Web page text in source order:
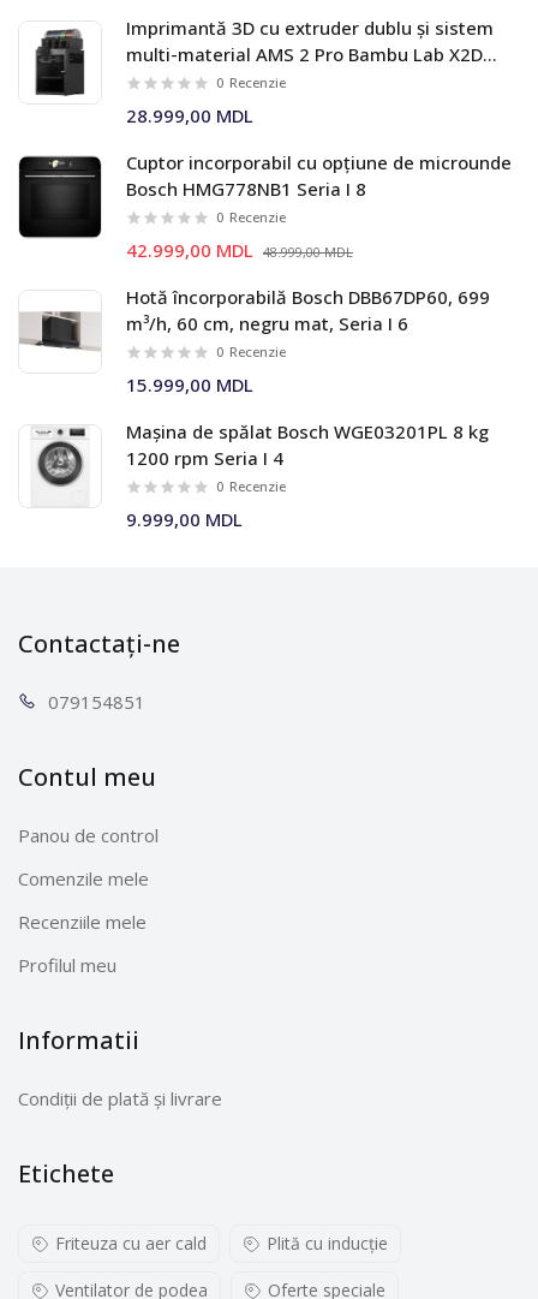
Imprimantă 3D cu extruder dublu și sistem
multi-material AMS 2 Pro Bambu Lab X2D
Combo
0 Recenzie
28.999,00 MDL
Cuptor incorporabil cu opțiune de microunde
Bosch HMG778NB1 Seria I 8
0 Recenzie
42.999,00 MDL 48.999,00 MDL
Hotă încorporabilă Bosch DBB67DP60, 699
m³/h, 60 cm, negru mat, Seria I 6
0 Recenzie
15.999,00 MDL
Mașina de spălat Bosch WGE03201PL 8 kg
1200 rpm Seria I 4
0 Recenzie
9.999,00 MDL
Contactați-ne
0791 54851
Contul meu
Panou de control
Comenzile mele
Recenziile mele
Profilul meu
Informatii
Condiții de plată și livrare
Etichete
Friteuza cu aer cald Plită cu inducţie
Ventilator de podea Oferte speciale